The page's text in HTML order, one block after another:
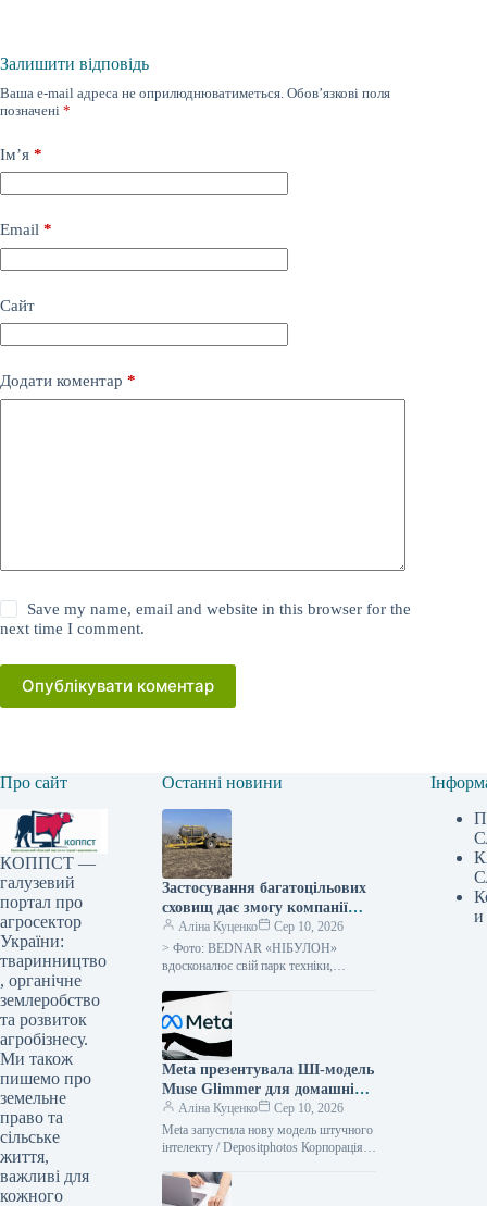
Залишити відповідь
Ваша e-mail адреса не оприлюднюватиметься. Обов’язкові поля
позначені *
Ім’я *
Email *
Сайт
Додати коментар *
Save my name, email and website in this browser for the
next time I comment.
Опублікувати коментар
Про сайт
КОППСТ —
галузевий
портал про
агросектор
України:
тваринництво
, органічне
землеробство
та розвиток
агробізнесу.
Ми також
пишемо про
земельне
право та
сільське
життя,
важливі для
кожного
Останні новини
Застосування багатоцільових
сховищ дає змогу компанії
“НІБУЛОН” об’єднати два
технологічні процеси —
SuperAgronom.com
Аліна Куценко
Сер 10, 2026
> Фото: BEDNAR​ «НІБУЛОН»
вдосконалює свій парк техніки,
COMBO SYSTEM для двох
ключових агротехнологічних процесів
— глибокого
Meta презентувала ШІ-модель
Muse Glimmer для домашніх
комп’ютерів
Аліна Куценко
Сер 10, 2026
Meta запустила нову модель штучного
інтелекту / Depositphotos Корпорація
безкоштовний штучний інтелект Muse
Glimmer, що має 30…
и